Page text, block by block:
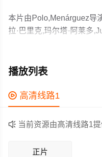
本片由Polo,Menárguez导
拉·巴里克,玛尔塔·阿莱多
雷斯,Itziar,Manero,克拉拉
领广大剧情片爱好者和观
enjoying the exclusive
unexpected call from her
force Elsa to choose betwee
作为一部 上映的剧情电影
定的看点，在演员表现和
剧情紧凑，角色塑造鲜明
播放列表
 高清线路1
 当前资源由高清线路1
正片